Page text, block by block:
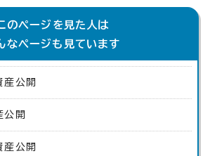
のページを見た人は
なページも見ています
産公開
公開
産公開